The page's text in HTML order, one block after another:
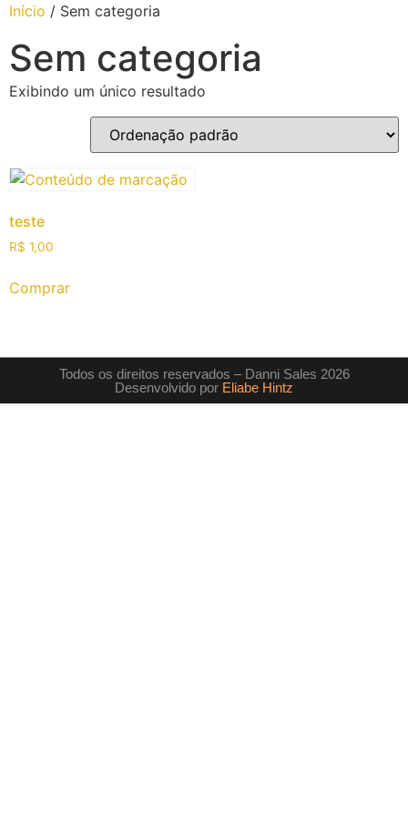
Início / Sem categoria
Sem categoria
Exibindo um único resultado
teste
R$ 1,00
Comprar
Todos os direitos reservados – Danni Sales 2026
Desenvolvido por Eliabe Hintz